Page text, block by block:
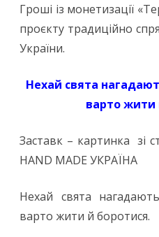
Гроші із монетизації
проєкту традиційно
України.
Нехай свята
варто жити
Заставк – картинка зі
HAND MADE УКРАЇНА
Нехай свята
варто жити й боротися.